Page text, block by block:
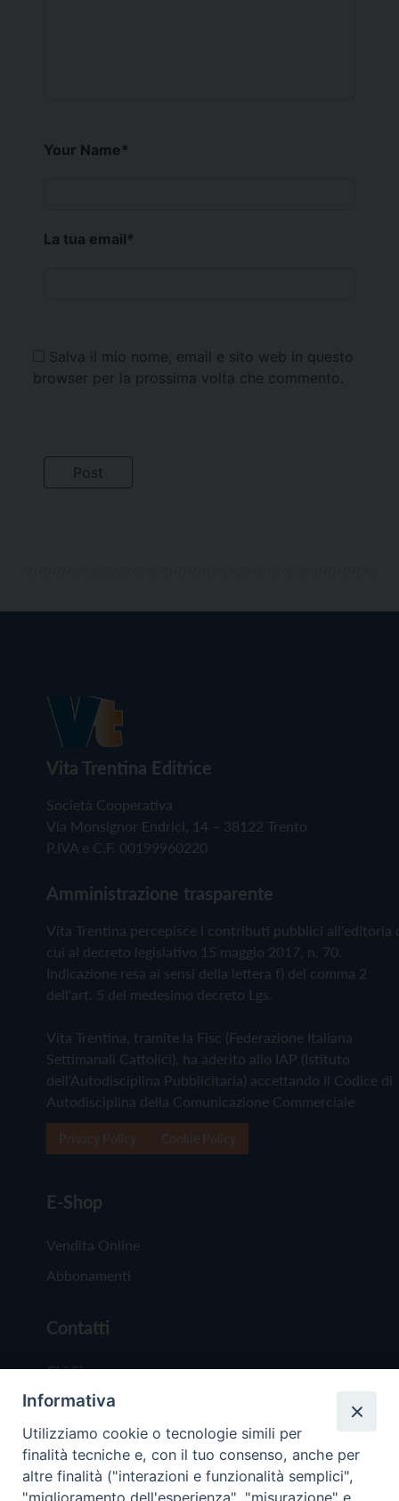
Your Name*
La tua email*
Salva il mio nome, email e sito web in questo
browser per la prossima volta che commento.
Vita Trentina Editrice
Società Cooperativa
Via Monsignor Endrici, 14 – 38122 Trento
P.IVA e C.F. 00199960220
Amministrazione trasparente
Vita Trentina percepisce i contributi pubblici all'editoria
cui al decreto legislativo 15 maggio 2017, n. 70.
Indicazione resa ai sensi della lettera f) del comma 2
dell'art. 5 del medesimo decreto Lgs.
Vita Trentina, tramite la Fisc (Federazione Italiana
Settimanali Cattolici), ha aderito allo IAP (Istituto
dell'Autodisciplina Pubblicitaria) accettando il Codice di
Autodisciplina della Comunicazione Commerciale
E-Shop
Vendita Online
Abbonamenti
Contatti
Chi Siamo
Redazione
Scrivici
Informativa
Utilizziamo cookie o tecnologie simili per
finalità tecniche e, con il tuo consenso, anche per
altre finalità ("interazioni e funzionalità semplici",